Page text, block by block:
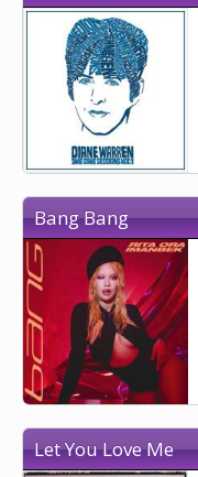
Bang Bang
Let You Love Me